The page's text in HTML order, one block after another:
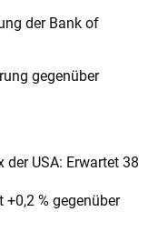
der Bank of
gegenüber
USA: Erwartet 38
% gegenüber